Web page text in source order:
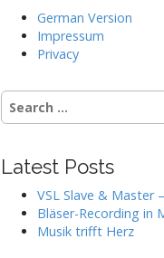
German Version
Impressum
Privacy
S
e
c
Latest Posts
VSL Slave & Master
Bläser-Recording in
Musik trifft Herz